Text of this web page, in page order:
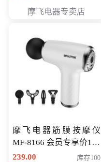
摩飞电器专卖店
摩飞电器筋膜按摩仪
MF-8166 会员专享价168
元
239.00 库存100